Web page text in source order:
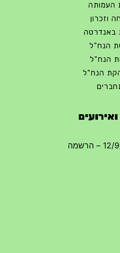
העמותה
וזכרון
באנדרטה
הנח"ל
הנח"ל
הנח"ל